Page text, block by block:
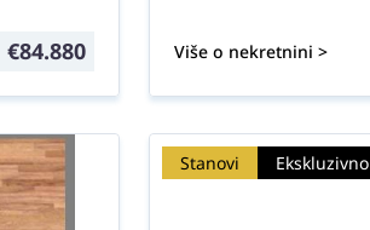
€84.880 Više o nekretnini >
Stanovi Ekskluzivno